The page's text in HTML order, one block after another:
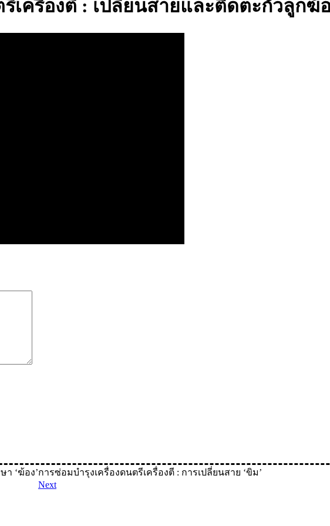
เครื่องตี : เปลี่ยนสายและติดตะกั่วลูกฆ้
า ‘ฆ้อง’การซ่อมบำรุงเครื่องดนตรีเครื่องตี : การเปลี่ยนสาย ‘ขิม’
Next